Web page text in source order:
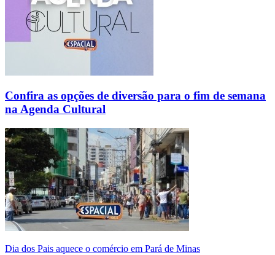
Confira as opções de diversão para o fim de semana
na Agenda Cultural
Dia dos Pais aquece o comércio em Pará de Minas